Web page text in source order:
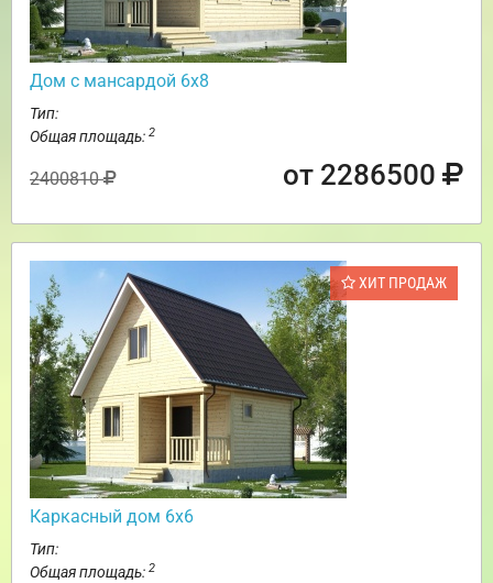
Дом с мансардой 6х8
Тип:
Общая площадь: 2
2400810 от 2286500
ХИТ ПРОДАЖ
Каркасный дом 6х6
Тип:
Общая площадь: 2